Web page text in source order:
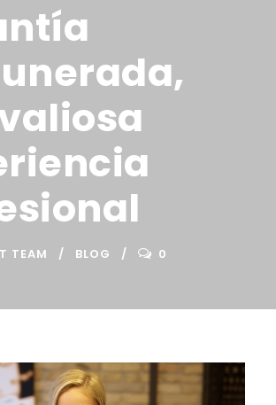
TEAM BLOG 0